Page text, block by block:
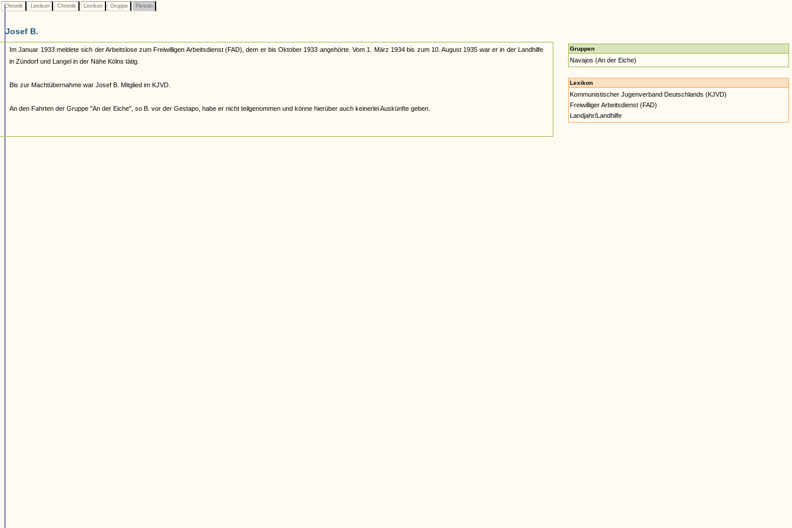
Chronik Lexikon Chronik Lexikon Gruppe Person
Josef B.
Im Januar 1933 meldete sich der Arbeitslose zum Freiwilligen Arbeitsdienst (FAD), dem er bis Oktober 1933 angehörte. Vom 1. März 1934 bis zum 10. August 1935 war er in der Landhilfe
in Zündorf und Langel in der Nähe Kölns tätig.
Bis zur Machtübernahme war Josef B. Mitglied im KJVD.
An den Fahrten der Gruppe "An der Eiche", so B. vor der Gestapo, habe er nicht teilgenommen und könne hierüber auch keinerlei Auskünfte geben.
Gruppen
Navajos (An der Eiche)
Lexikon
Kommunistischer Jugenverband Deutschlands (KJVD)
Freiwilliger Arbeitsdienst (FAD)
Landjahr/Landhilfe